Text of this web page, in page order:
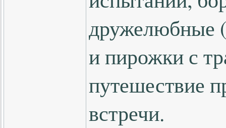
дружелюбные
и пирожки с
путешествие
встречи.